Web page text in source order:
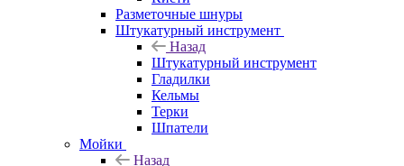
Разметочные шнуры
Штукатурный инструмент
Назад
Штукатурный инструмент
Гладилки
Кельмы
Терки
Шпатели
Мойки
Назад